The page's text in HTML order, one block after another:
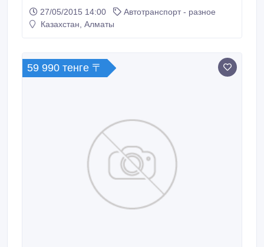
27/05/2015 14:00
Автотранспорт - разное
Казахстан, Алматы
59 990 тенге 〒